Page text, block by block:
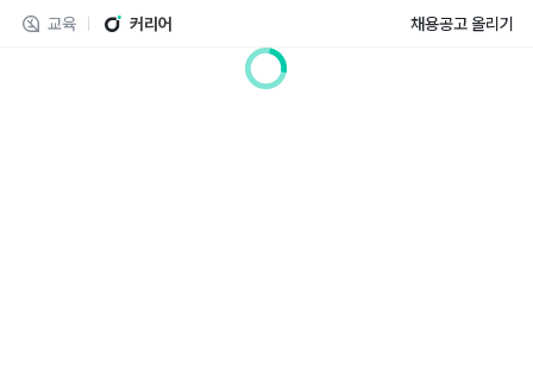
교육 커리어 채용공고 올리기